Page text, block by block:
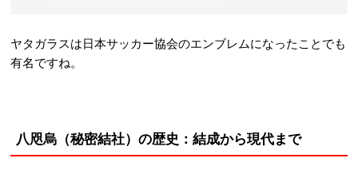
ヤタガラスは日本サッカー協会のエンブレムになったことでも
有名ですね。
八咫烏（秘密結社）の歴史：結成から現代まで